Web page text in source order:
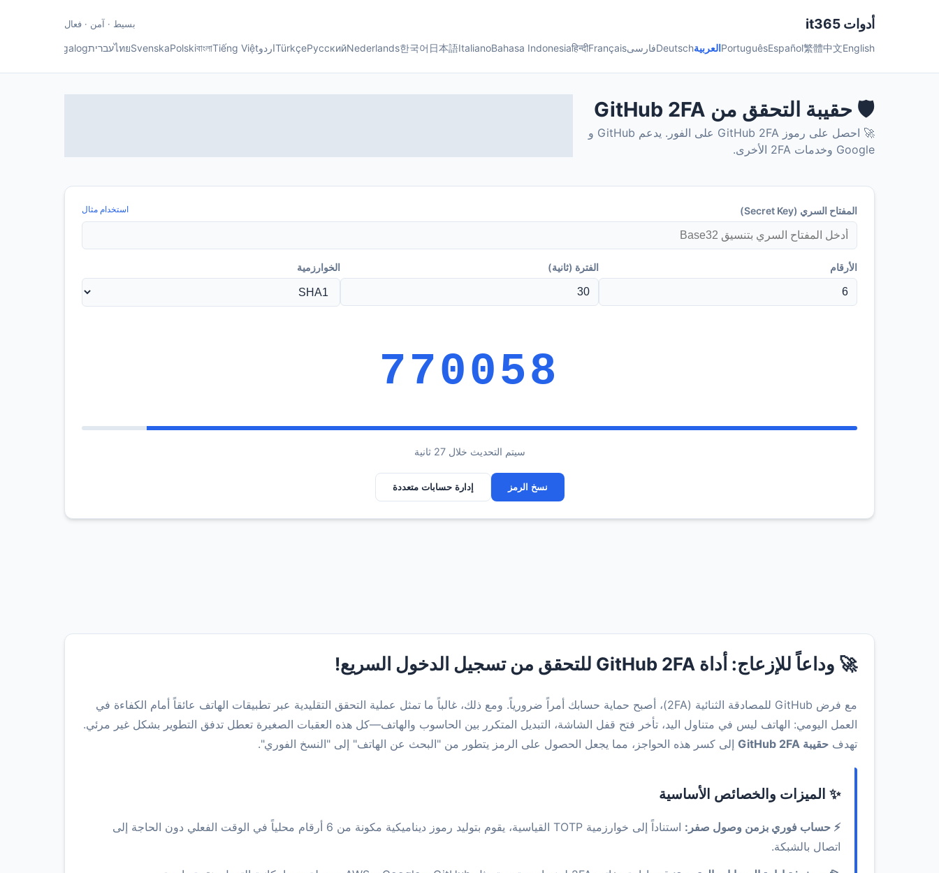
أدوات it365 بسيط · آمن · فعال
English
中文
繁體
Español
PortuguêsالعربيةDeutschفارسیFrançais
हिन्दी
Bahasa Indonesia
Italiano
日本語
한국어
Nederlands
Русский
TürkçeاردوTiếng Việt
বাংলা
Polski
Svenska
ไทยעבריתTagalog
🛡️ حقيبة التحقق من GitHub 2FA
🚀 احصل على رموز GitHub 2FA على الفور. يدعم GitHub و
Google وخدمات 2FA الأخرى.
المفتاح السري (Secret Key) استخدام مثال
الأرقام الفترة (ثانية) الخوارزمية
770058
سيتم التحديث خلال 26 ثانية
نسخ الرمز إدارة حسابات متعددة
🚀 وداعاً للإزعاج: أداة GitHub 2FA للتحقق من تسجيل الدخول السريع!
مع فرض GitHub للمصادقة الثنائية (2FA)، أصبح حماية حسابك أمراً ضرورياً. ومع ذلك، غالباً ما تمثل عملية التحقق التقليدية عبر تطبيقات الهاتف عائقاً أمام الكفاءة في
العمل اليومي: الهاتف ليس في متناول اليد، تأخر فتح قفل الشاشة، التبديل المتكرر بين الحاسوب والهاتف—كل هذه العقبات الصغيرة تعطل تدفق التطوير بشكل غير مرئي.
تهدف حقيبة GitHub 2FA إلى كسر هذه الحواجز، مما يجعل الحصول على الرمز يتطور من "البحث عن الهاتف" إلى "النسخ الفوري".
✨ الميزات والخصائص الأساسية
⚡ حساب فوري بزمن وصول صفر:
استناداً إلى خوارزمية TOTP القياسية، يقوم بتوليد رموز ديناميكية مكونة من 6 أرقام محلياً في الوقت الفعلي دون الحاجة إلى
اتصال بالشبكة.